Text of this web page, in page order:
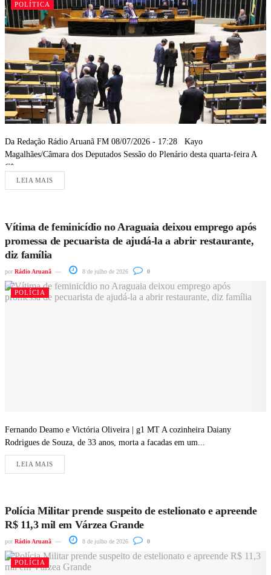
POLÍTICA
Da Redação Rádio Aruanã FM 08/07/2026 - 17:28 Kayo
Magalhães/Câmara dos Deputados Sessão do Plenário desta quarta-feira A
Câmara...
LEIA MAIS
Vítima de feminicídio no Araguaia deixou emprego após
promessa de pecuarista de ajudá-la a abrir restaurante,
diz família
por Rádio Aruanã 8 de julho de 2026 0
POLÍCIA
Fernando Deamo e Victória Oliveira | g1 MT A cozinheira Daiany
Rodrigues de Souza, de 33 anos, morta a facadas em um...
LEIA MAIS
Polícia Militar prende suspeito de estelionato e apreende
R$ 11,3 mil em Várzea Grande
por Rádio Aruanã 8 de julho de 2026 0
POLÍCIA